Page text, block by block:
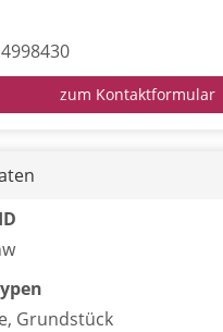
zum Kontaktformular
Grundstück